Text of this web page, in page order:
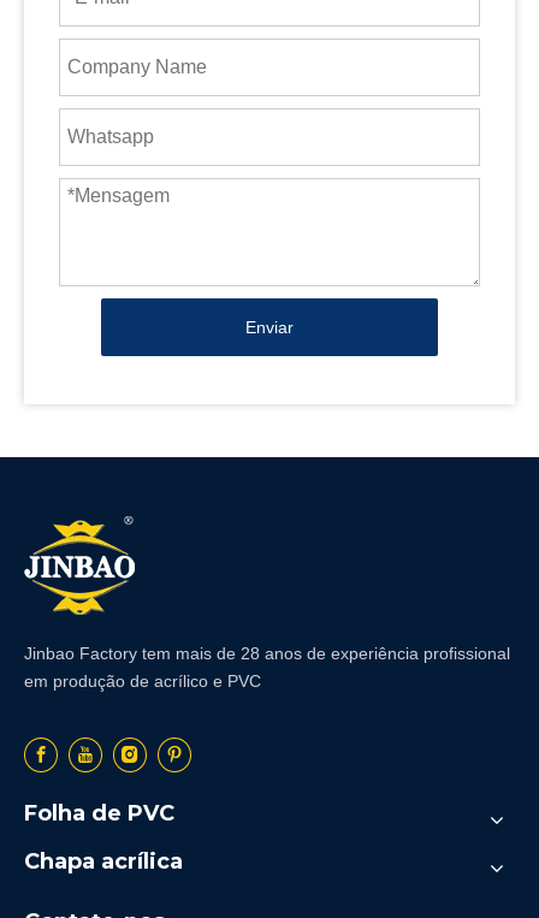
Enviar
Jinbao Factory tem mais de 28 anos de experiência profissional
em produção de acrílico e PVC
Folha de PVC
Chapa acrílica